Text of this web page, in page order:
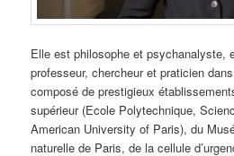
Elleest philosophe et psychanalyste,
professeur, chercheur et praticien
composé de prestigieux
supérieur (Ecole Polytechnique,
American University of Paris), du
naturelle de Paris, de la cellule